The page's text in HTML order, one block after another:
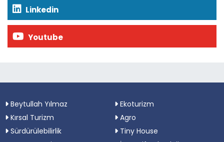
Linkedin
Youtube
Beytullah Yılmaz
Ekoturizm
Kırsal Turizm
Agro
Sürdürülebilirlik
Tiny House